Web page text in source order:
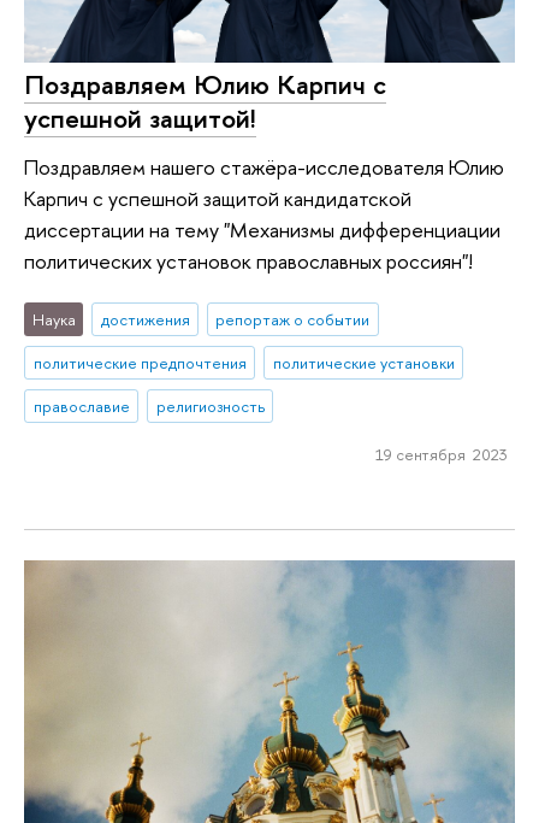
Поздравляем Юлию Карпич с
успешной защитой!
Поздравляем нашего стажёра-исследователя Юлию
Карпич с успешной защитой кандидатской
диссертации на тему "Механизмы дифференциации
политических установок православных россиян"!
Наука достижения
репортаж о событии
политические предпочтения
политические установки
православие
религиозность
19 сентября 2023